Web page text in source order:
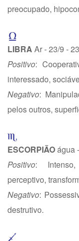
preocupado,
LIBRA Ar - 23/9 -
Positivo:
interessado,
Negativo:
pelos outros,
ESCORPIÃOágua
Positivo: Intenso,
perceptivo,
Negativo:
destrutivo.